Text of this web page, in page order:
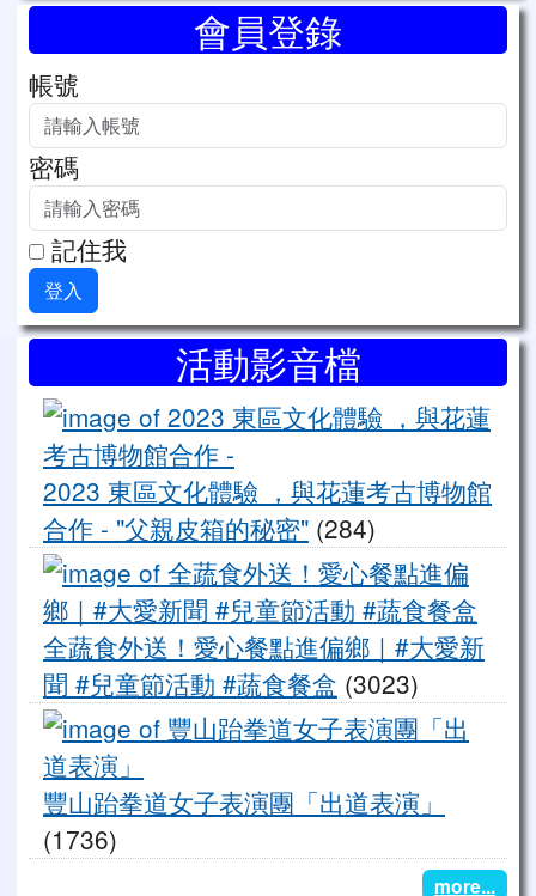
會員登錄
帳號
密碼
記住我
登入
右邊區域內容活動影音檔
2023 東區文化體驗 ，與花蓮考古博物館
合作 - "父親皮箱的秘密" (284)
全蔬食外送！愛心餐點進偏鄉｜#大愛新
聞 #兒童節活動 #蔬食餐盒 (3023)
豐山跆拳道女子表演團「出道表演」
(1736)
more...